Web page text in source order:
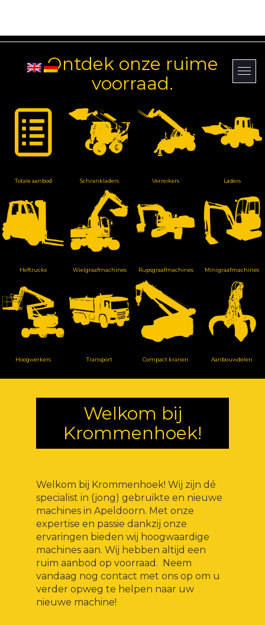
Ontdek onze ruime
voorraad.
Totale aanbod Schrankladers Verreikers Laders
Heftrucks Wielgraafmachines Rupsgraafmachines Minigraafmachines
Hoogwerkers Transport Compact kranen Aanbouwdelen
Welkom bij
Krommenhoek!
Welkom bij Krommenhoek! Wij zijn dé
specialist in (jong) gebruikte en nieuwe
machines in Apeldoorn. Met onze
expertise en passie dankzij onze
ervaringen bieden wij hoogwaardige
machines aan. Wij hebben altijd een
ruim aanbod op voorraad. Neem
vandaag nog contact met ons op om u
verder opweg te helpen naar uw
nieuwe machine!